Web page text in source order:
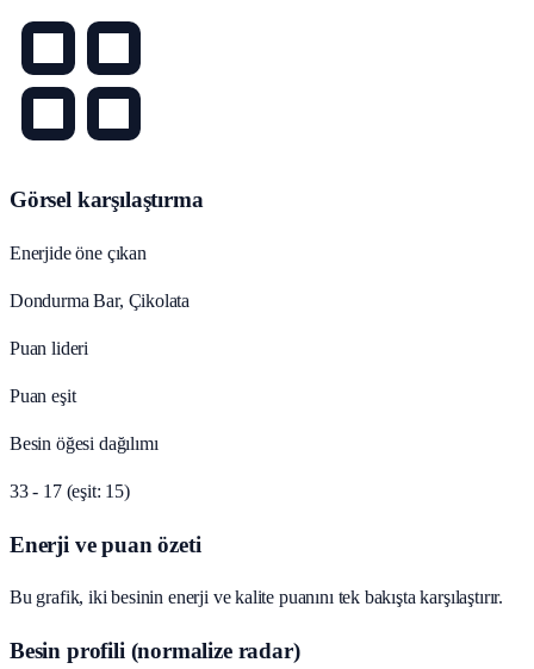
Görsel karşılaştırma
Enerjide öne çıkan
Dondurma Bar, Çikolata
Puan lideri
Puan eşit
Besin öğesi dağılımı
33 - 17 (eşit: 15)
Enerji ve puan özeti
Bu grafik, iki besinin enerji ve kalite puanını tek bakışta karşılaştırır.
Besin profili (normalize radar)